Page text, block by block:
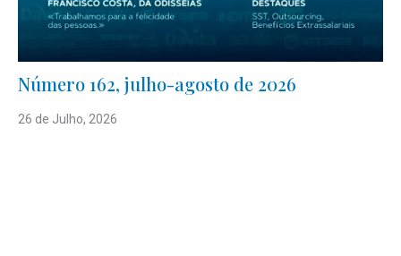
Número 162, julho-agosto de 2026
26 de Julho, 2026